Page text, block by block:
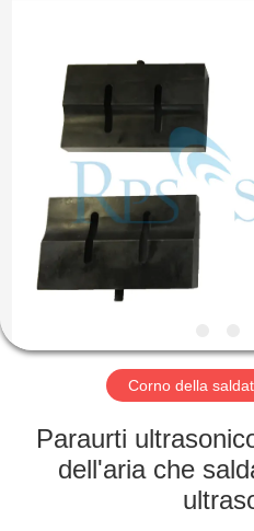
CASA
PRODOTTI
CIRCA
NOI
GIRO
FABBRICA
CONTROLLO
Corno della
Paraurti
dell'aria che